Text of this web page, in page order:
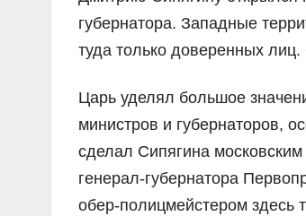
губернатора. Западные
туда только доверенных
Царь уделял большое
министров и губернаторов,
сделал Сипягина
генерал-губернатора
обер-полицмейстером здесь